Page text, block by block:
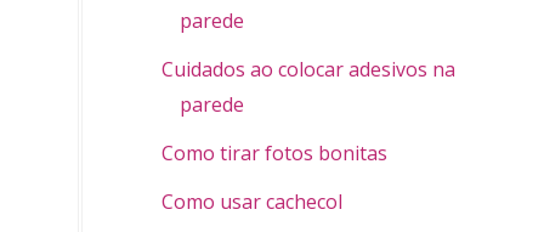
parede
Cuidados ao colocar adesivos na
parede
Como tirar fotos bonitas
Como usar cachecol